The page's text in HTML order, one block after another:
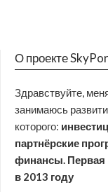
О проекте
Здравствуйте,
занимаюсь
которого:
партнёрские
финансы. Первая
в 2013 году